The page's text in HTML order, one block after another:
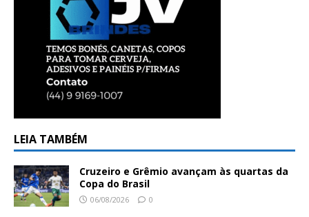
LEIA TAMBÉM
Cruzeiro e Grêmio avançam às quartas da
Copa do Brasil
06/08/2026 0